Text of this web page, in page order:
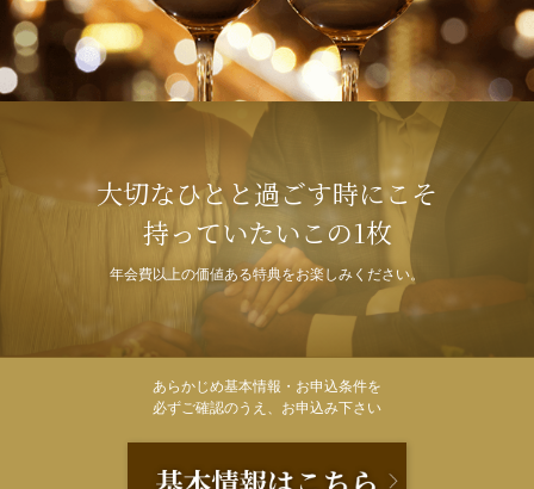
大切なひとと過ごす時にこそ
持っていたいこの1枚
年会費以上の価値ある特典をお楽しみください。
あらかじめ基本情報・お申込条件を
必ずご確認のうえ、お申込み下さい